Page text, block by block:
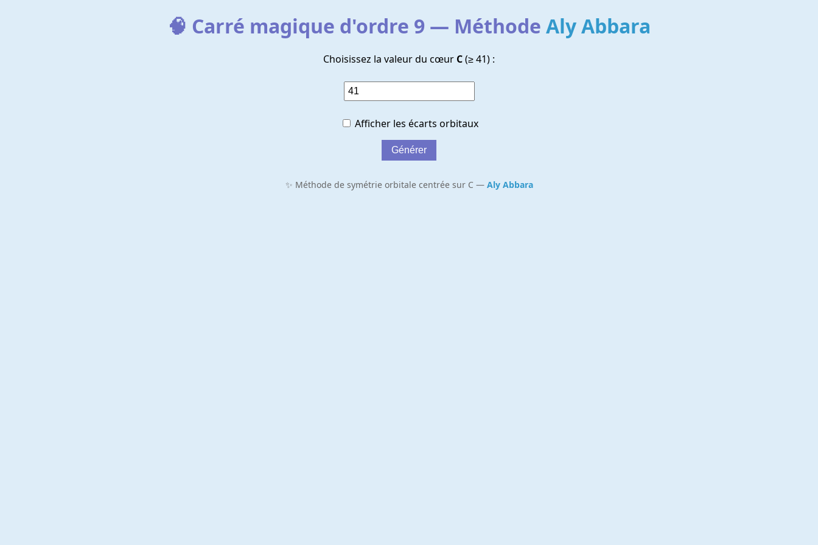
🧠 Carré magique d'ordre 9 — Méthode Aly Abbara
Choisissez la valeur du cœur C(≥ 41) :
Afficher les écarts orbitaux
Générer
✨ Méthode de symétrie orbitale centrée sur C — Aly Abbara